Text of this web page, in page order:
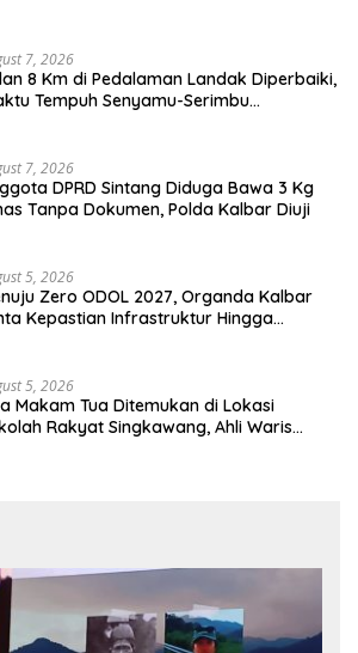
7, 2026
8 Km di Pedalaman Landak Diperbaiki,
Tempuh Senyamu-Serimbu
7, 2026
DPRD Sintang Diduga Bawa 3 Kg
Tanpa Dokumen, Polda Kalbar Diuji
5, 2026
Zero ODOL 2027, Organda Kalbar
Kepastian Infrastruktur Hingga
5, 2026
Makam Tua Ditemukan di Lokasi
Rakyat Singkawang, Ahli Waris